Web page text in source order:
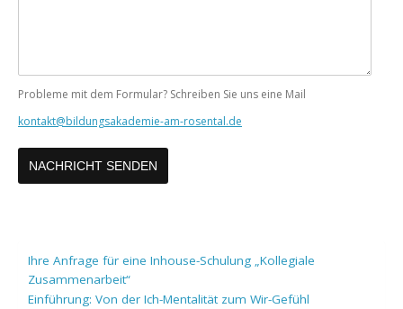
Probleme mit dem Formular? Schreiben Sie uns eine Mail
kontakt@bildungsakademie-am-rosental.de
Ihre Anfrage für eine Inhouse-Schulung „Kollegiale
Zusammenarbeit“
Einführung: Von der Ich-Mentalität zum Wir-Gefühl